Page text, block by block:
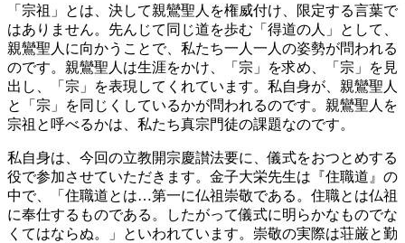
「宗祖」とは、決して親鸞聖人を権威付け、限定する言葉で
はありません。先んじて同じ道を歩む「得道の人」として、
親鸞聖人に向かうことで、私たち一人一人の姿勢が問われる
のです。親鸞聖人は生涯をかけ、「宗」を求め、「宗」を見
出し、「宗」を表現してくれています。私自身が、親鸞聖人
と「宗」を同じくしているかが問われるのです。親鸞聖人を
宗祖と呼べるかは、私たち真宗門徒の課題なのです。
私自身は、今回の立教開宗慶讃法要に、儀式をおつとめする
役で参加させていただきます。金子大栄先生は『住職道』の
中で、「住職道とは…第一に仏祖崇敬である。住職とは仏祖
に奉仕するものである。したがって儀式に明らかなものでな
くてはならぬ。」といわれています。崇敬の実際は荘厳と勤